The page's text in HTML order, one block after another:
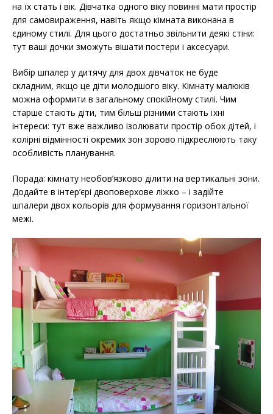
на їх стать і вік. Дівчатка одного віку повинні мати простір
для самовираження, навіть якщо кімната виконана в
єдиному стилі. Для цього достатньо звільнити деякі стіни:
тут ваші дочки зможуть вішати постери і аксесуари.
Вибір шпалер у дитячу для двох дівчаток не буде
складним, якщо це діти молодшого віку. Кімнату малюків
можна оформити в загальному спокійному стилі. Чим
старше стають діти, тим більш різними стають їхні
інтереси: тут вже важливо ізолювати простір обох дітей, і
колірні відмінності окремих зон зорово підкреслюють таку
особливість планування.
Порада: кімнату необов’язково ділити на вертикальні зони.
Додайте в інтер’єрі двоповерхове ліжко – і задійте
шпалери двох кольорів для формування горизонтальної
межі.